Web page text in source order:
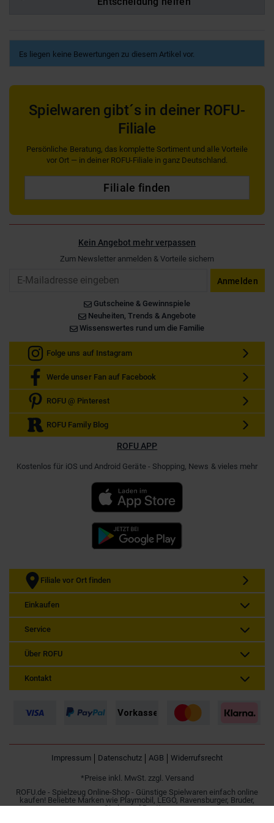
Es liegen keine Bewertungen zu diesem Artikel vor.
Spielwaren gibt´s in deiner ROFU-
Filiale
Persönliche Beratung, das komplette Sortiment und alle Vorteile
vor Ort — in deiner ROFU-Filiale in ganz Deutschland.
Filiale finden
Kein Angebot mehr verpassen
Zum Newsletter anmelden & Vorteile sichern
Anmelden
Gutscheine & Gewinnspiele
Neuheiten, Trends & Angebote
Wissenswertes rund um die Familie
Folge uns auf Instagram
Werde unser Fan auf Facebook
ROFU @ Pinterest
ROFU Family Blog
ROFU APP
Kostenlos für iOS und Android Geräte - Shopping, News & vieles mehr
Filiale vor Ort finden
Einkaufen
Service
Über ROFU
Kontakt
Impressum Datenschutz AGB Widerrufsrecht
*Preise inkl. MwSt. zzgl. Versand
ROFU.de - Spielzeug Online-Shop - Günstige Spielwaren einfach online
kaufen! Beliebte Marken wie Playmobil, LEGO, Ravensburger, Bruder,
Simba und Besttoy.